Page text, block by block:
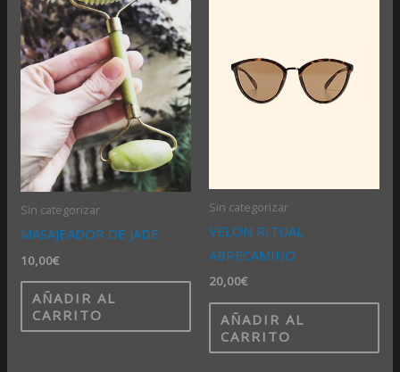
Sin categorizar
MASAJEADOR DE JADE
10,00€
AÑADIR AL
CARRITO
Sin categorizar
VELON RITUAL
ABRECAMINO
20,00€
AÑADIR AL
CARRITO